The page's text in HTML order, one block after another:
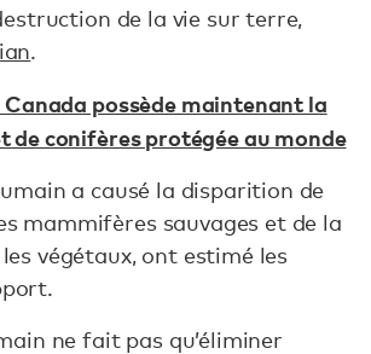
de la vie sur terre,
.
Canada possède maintenant la
de conifères protégée au monde
a causé la disparition de
mammifères sauvages et de la
végétaux, ont estimé les
ne fait pas qu’éliminer